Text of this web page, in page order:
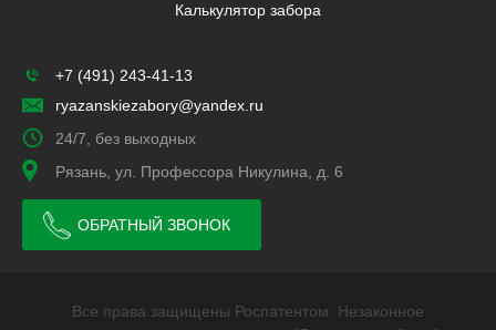
Калькулятор забора
+7 (491) 243-41-13
ryazanskiezabory@yandex.ru
24/7, без выходных
Рязань, ул. Профессора Никулина, д. 6
ОБРАТНЫЙ ЗВОНОК
Все права защищены Роспатентом. Незаконное